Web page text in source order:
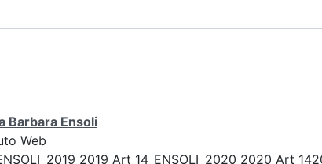
Barbara Ensoli
Web
2019 Art_14_ENSOLI_2020 2020 Art